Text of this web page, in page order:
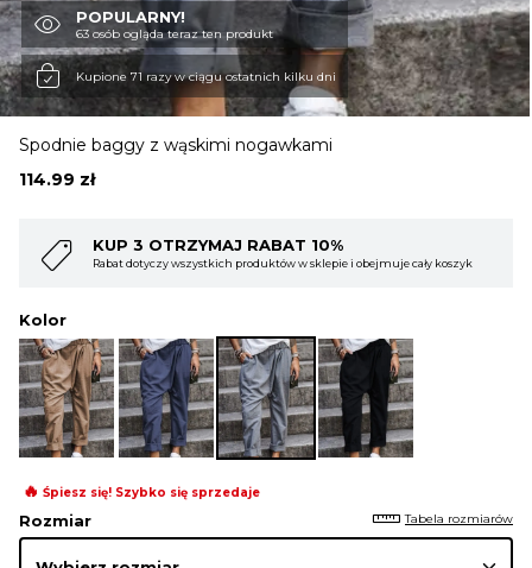
BLUZY
SWETRY
OKRYCIA WIERZCHNIE
POPULARNY!
63 osób ogląda teraz ten produkt
Kupione 71 razy w ciągu ostatnich kilku dni
Spodnie baggy z wąskimi nogawkami
114.99 zł
cały koszyk
KUP 4 OTRZYMAJ RABAT 15%
Rabat dotyczy wszystkich produktów w sklepie i obejmuje
Kolor
🔥 Śpiesz się! Szybko się sprzedaje
Rozmiar Tabela rozmiarów